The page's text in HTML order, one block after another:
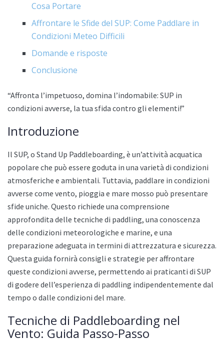
Cosa Portare
Affrontare le Sfide del SUP: Come Paddlare in
Condizioni Meteo Difficili
Domande e risposte
Conclusione
“Affronta l’impetuoso, domina l’indomabile: SUP in
condizioni avverse, la tua sfida contro gli elementi!”
Introduzione
Il SUP, o Stand Up Paddleboarding, è un’attività acquatica
popolare che può essere goduta in una varietà di condizioni
atmosferiche e ambientali. Tuttavia, paddlare in condizioni
avverse come vento, pioggia e mare mosso può presentare
sfide uniche. Questo richiede una comprensione
approfondita delle tecniche di paddling, una conoscenza
delle condizioni meteorologiche e marine, e una
preparazione adeguata in termini di attrezzatura e sicurezza.
Questa guida fornirà consigli e strategie per affrontare
queste condizioni avverse, permettendo ai praticanti di SUP
di godere dell’esperienza di paddling indipendentemente dal
tempo o dalle condizioni del mare.
Tecniche di Paddleboarding nel
Vento: Guida Passo-Passo